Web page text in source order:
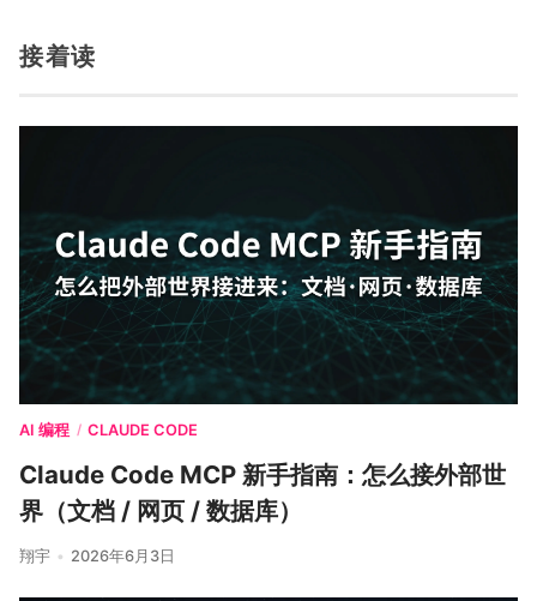
接着读
AI 编程 / CLAUDE CODE
Claude Code MCP 新手指南：怎么接外部世
界（文档 / 网页 / 数据库）
翔宇 2026年6月3日